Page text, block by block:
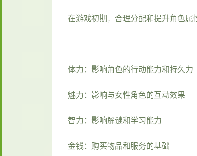
在游戏初期，合理分配和提升角色属
体力：影响角色的行动能力和持久力
魅力：影响与女性角色的互动效果
智力：影响解谜和学习能力
金钱：购买物品和服务的基础